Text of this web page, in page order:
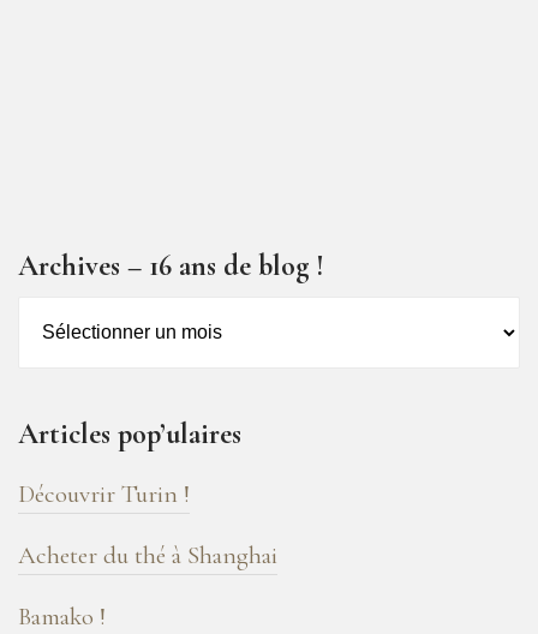
Archives – 16 ans de blog !
de
blog
!
Articles pop’ulaires
Découvrir Turin !
Acheter du thé à Shanghai
Bamako !